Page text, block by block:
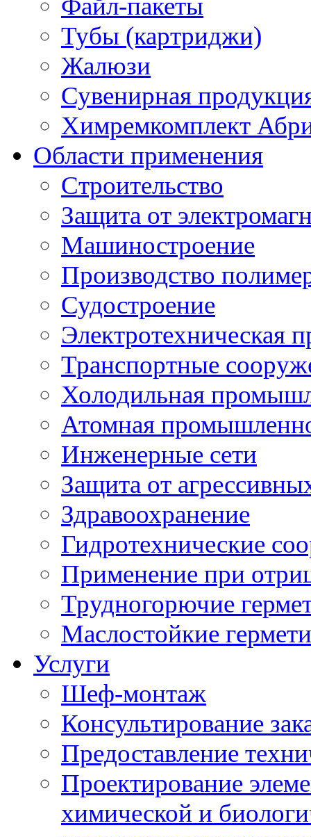
Тубы (картриджи)
Жалюзи
Сувенирная
Химремкомплект
Области применения
Строительство
Защита от
Машиностроение
Производство
Судостроение
Электротехническая
Транспортные
Холодильная
Атомная
Инженерные сети
Защита от
Здравоохранение
Гидротехнические
Применение при
Трудногорючие
Маслостойкие
Услуги
Шеф-монтаж
Консультирование
Предоставление
Проектирование
химической и